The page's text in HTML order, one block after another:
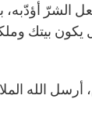
فعل الشرّ
يكون بيتك
الله